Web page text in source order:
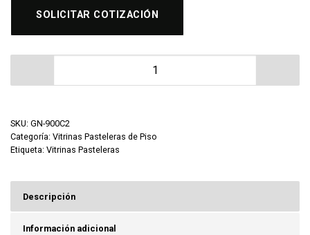
SOLICITAR COTIZACIÓN
Vitrina Pastelera Refrigerada MIGSA GN-900C2
SKU: GN-900C2
Categoría: Vitrinas Pasteleras de Piso
Etiqueta: Vitrinas Pasteleras
Descripción
Información adicional